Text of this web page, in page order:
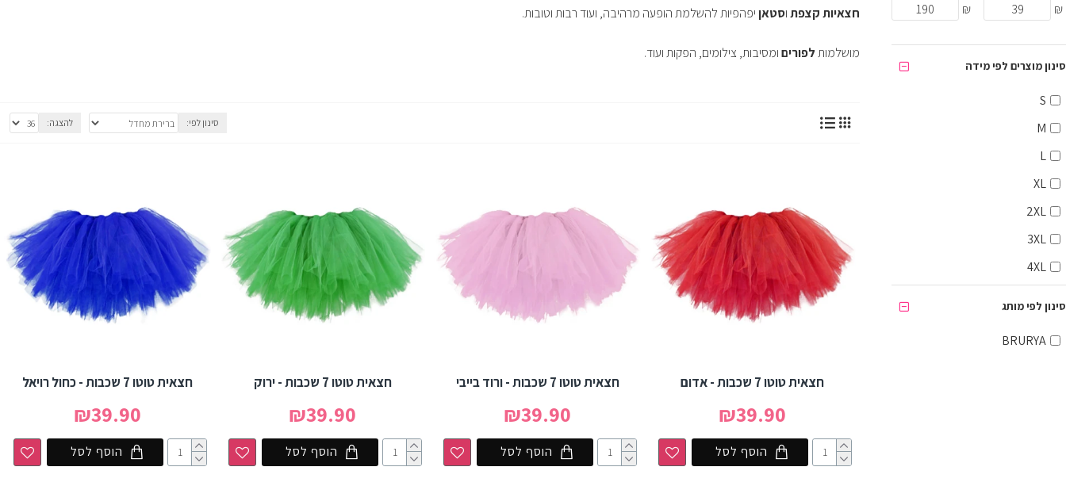
₪
₪
סינון לפי מותג
BRURYA
סינון מוצרים לפי מידה
S
M
L
XL
2XL
3XL
4XL
חצאיות קצפתוסטאןיפהפיות להשלמת הופעה מרהיבה, ועוד רבות וטובות.
מושלמותלפוריםומסיבות, צילומים, הפקות ועוד.
סינון לפי: להצגה:
חצאית טוטו 7 שכבות - אדום
₪39.90
הוסף לסל
חצאית טוטו 7 שכבות - ורוד בייבי
₪39.90
הוסף לסל
חצאית טוטו 7 שכבות - ירוק
₪39.90
הוסף לסל
חצאית טוטו 7 שכבות - כחול רויאל
₪39.90
הוסף לסל